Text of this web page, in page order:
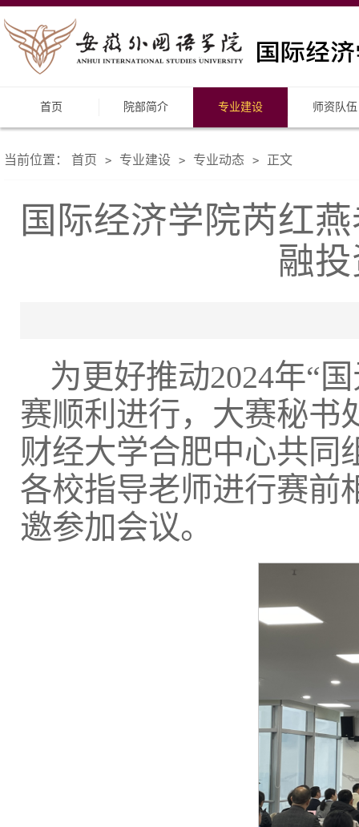
首页 院部简介 专业建设 师资队伍
当前位置： 首页 > 专业建设 > 专业动态 > 正文
国际经济学院芮红
融
为更好推动2024年“
赛顺利进行，大赛秘书
财经大学合肥中心共同
各校指导老师进行赛前
邀参加会议。